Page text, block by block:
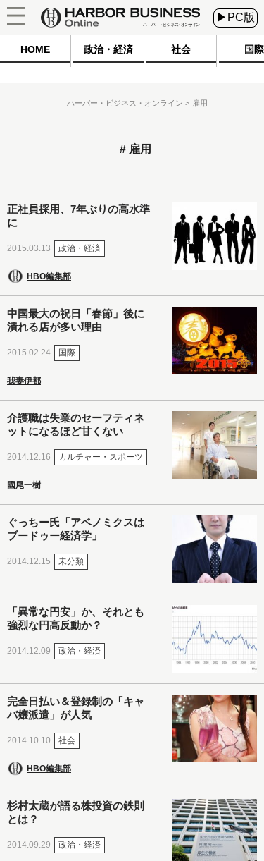
▶PC版
HOME 政治・経済 社会 国際
ハーバー・ビジネス・オンライン 雇用
雇用
正社員採用、7年ぶりの高水準
に
2015.03.13 政治・経済
HBO編集部
中国最大の祝日「春節」後に
潰れる店が多い理由
2015.02.24 国際
我妻伊都
介護職は失業のセーフティネ
ットになるほど甘くない
2014.12.16 カルチャー・スポーツ
國尾一樹
ぐっちー氏「アベノミクスは
ブードゥー経済学」
2014.12.15 未分類
「異常な円安」か、それとも
強烈な円高反動か？
2014.12.09 政治・経済
完全日払い＆登録制の「キャ
バ嬢派遣」が人気
2014.10.10 社会
HBO編集部
杉村太蔵が語る株投資の鉄則
とは？
2014.09.29 政治・経済